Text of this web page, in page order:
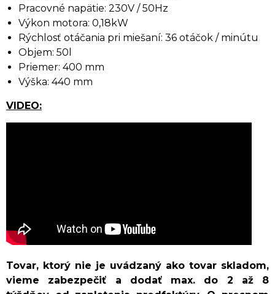
Pracovné napätie: 230V / 50Hz
Výkon motora: 0,18kW
Rýchlosť otáčania pri miešaní: 36 otáčok / minútu
Objem: 50l
Priemer: 400 mm
Výška: 440 mm
VIDEO:
Tovar, ktorý nie je uvádzaný ako tovar skladom,
vieme zabezpečiť a dodať max. do 2 až 8